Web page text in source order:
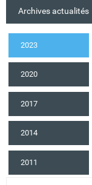
Archives actualités
2023
2020
2017
2014
2011